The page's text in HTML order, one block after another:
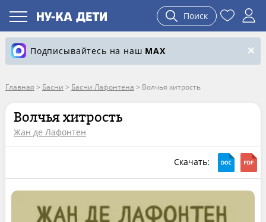
Поиск
Подписывайтесь на наш MAX
Главная > Басни > Басни Лафонтена > Волчья хитрость
Волчья хитрость
Жан де Лафонтен
Скачать: